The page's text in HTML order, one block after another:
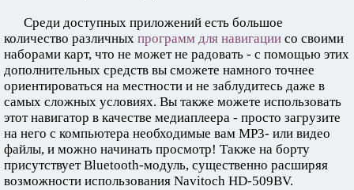
Среди доступных приложений есть большое
количество различных программ для навигации со своими
наборами карт, что не может не радовать - с помощью этих
дополнительных средств вы сможете намного точнее
ориентироваться на местности и не заблудитесь даже в
самых сложных условиях. Вы также можете использовать
этот навигатор в качестве медиаплеера - просто загрузите
на него с компьютера необходимые вам MP3- или видео
файлы, и можно начинать просмотр! Также на борту
присутствует Bluetooth-модуль, существенно расширяя
возможности использования Navitoch HD-509BV.